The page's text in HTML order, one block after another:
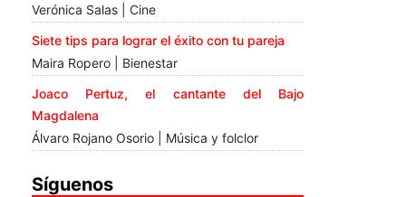
Verónica Salas | Cine
Siete tips para lograr el éxito con tu pareja
Maira Ropero | Bienestar
Joaco Pertuz, el cantante del Bajo
Magdalena
Álvaro Rojano Osorio | Música y folclor
Síguenos